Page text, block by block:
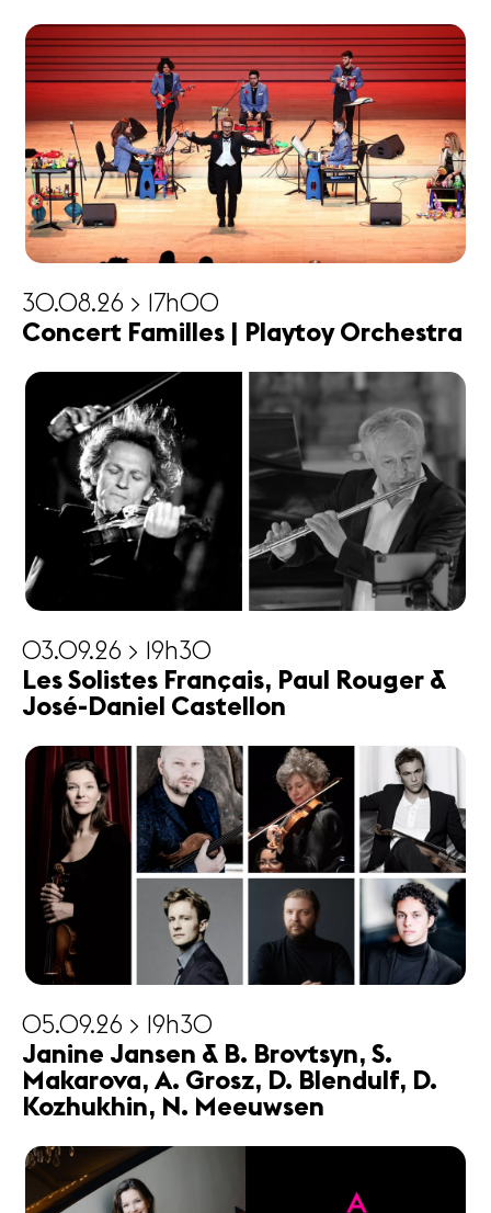
30.08.26 > 17h00
Concert Familles | Playtoy Orchestra
03.09.26 > 19h30
Les Solistes Français, Paul Rouger &
José-Daniel Castellon
05.09.26 > 19h30
Janine Jansen & B. Brovtsyn, S.
Makarova, A. Grosz, D. Blendulf, D.
Kozhukhin, N. Meeuwsen